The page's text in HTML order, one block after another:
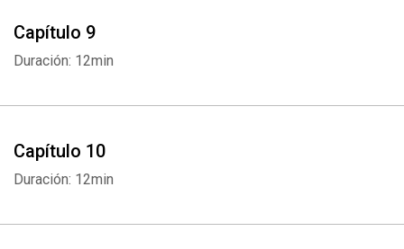
Capítulo 9
Duración: 12min
Capítulo 10
Duración: 12min